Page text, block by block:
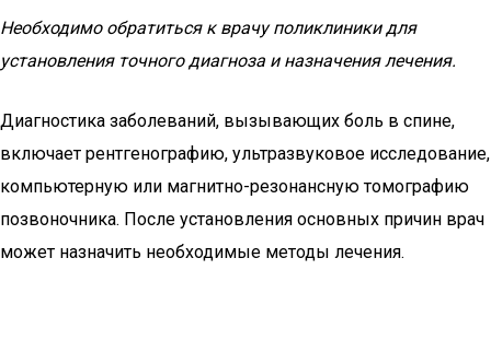
Необходимо обратиться к врачу поликлиники для
установления точного диагноза и назначения лечения.
Диагностика заболеваний, вызывающих боль в спине,
включает рентгенографию, ультразвуковое исследование,
компьютерную или магнитно-резонансную томографию
позвоночника. После установления основных причин врач
может назначить необходимые методы лечения.